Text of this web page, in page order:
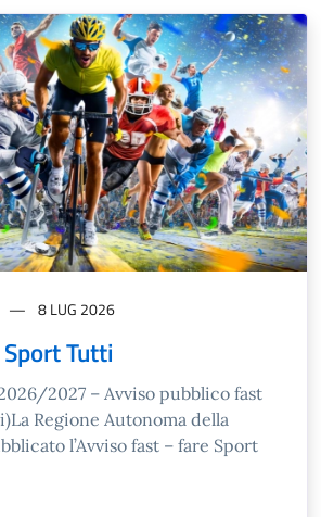
8 LUG 2026
Tutti
2027 – Avviso pubblico fast
Regione Autonoma della
l’Avviso fast – fare Sport